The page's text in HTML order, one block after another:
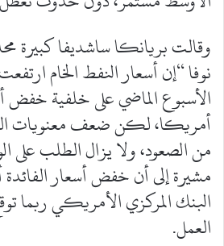
وقالت بريانكا ساشديفا كبيرة
الأسبوع الماضي على خلفية خفض
أمريكا، لكن ضعف معنويات
من الصعود، ولا يزال الطلب على
مشيرة إلى أن خفض أسعار
البنك المركزي الأمريكي ربما
العمل.